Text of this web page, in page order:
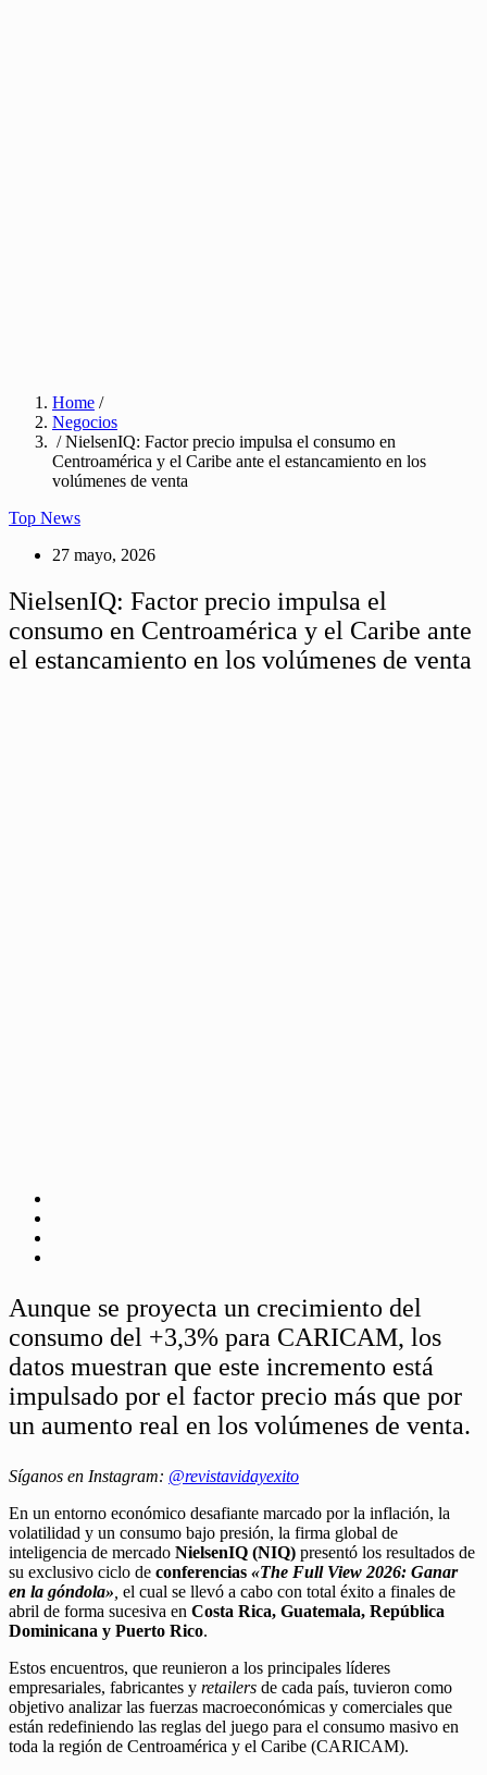
Home /
Negocios
/ NielsenIQ: Factor precio impulsa el consumo en
Centroamérica y el Caribe ante el estancamiento en los
volúmenes de venta
Top News
27 mayo, 2026
NielsenIQ: Factor precio impulsa el
consumo en Centroamérica y el Caribe ante
el estancamiento en los volúmenes de venta
Aunque se proyecta un crecimiento del
consumo del +3,3% para CARICAM, los
datos muestran que este incremento está
impulsado por el factor precio más que por
un aumento real en los volúmenes de venta.
Síganos en Instagram: @revistavidayexito
En un entorno económico desafiante marcado por la inflación, la
volatilidad y un consumo bajo presión, la firma global de
inteligencia de mercado NielsenIQ (NIQ) presentó los resultados de
su exclusivo ciclo de conferencias «The Full View 2026: Ganar
en la góndola» el cual se llevó a cabo con total éxito a finales de
abril de forma sucesiva en Costa Rica, Guatemala, República
Dominicana y Puerto Rico.
Estos encuentros, que reunieron a los principales líderes
empresariales, fabricantes y retailers de cada país, tuvieron como
objetivo analizar las fuerzas macroeconómicas y comerciales que
están redefiniendo las reglas del juego para el consumo masivo en
toda la región de Centroamérica y el Caribe (CARICAM).